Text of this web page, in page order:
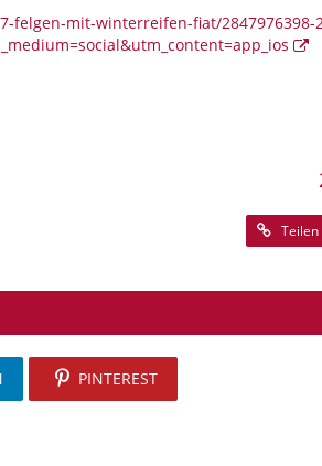
felgen-mit-winterreifen-fiat/2847976398-
Teilen
PINTEREST